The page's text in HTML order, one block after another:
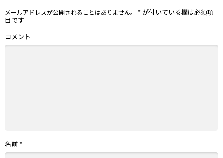
メールアドレスが公開されることはありません。 * が付いている欄は必須項
目です
コメント
名前 *